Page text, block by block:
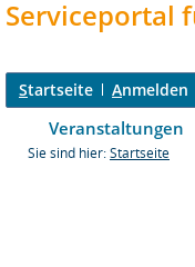
Serviceportal
Startseite Anmelden
Veranstaltungen
Sie sind hier: Startseite